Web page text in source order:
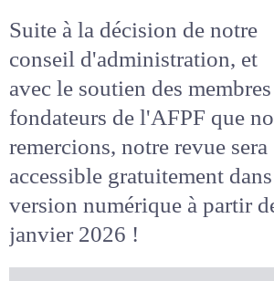
Suite à la décision de notre
conseil d'administration, et
avec le soutien des
fondateurs de l'AFPF que
remercions, notre revue
accessiblegratuitement
sa version numérique
de janvier 2026 !